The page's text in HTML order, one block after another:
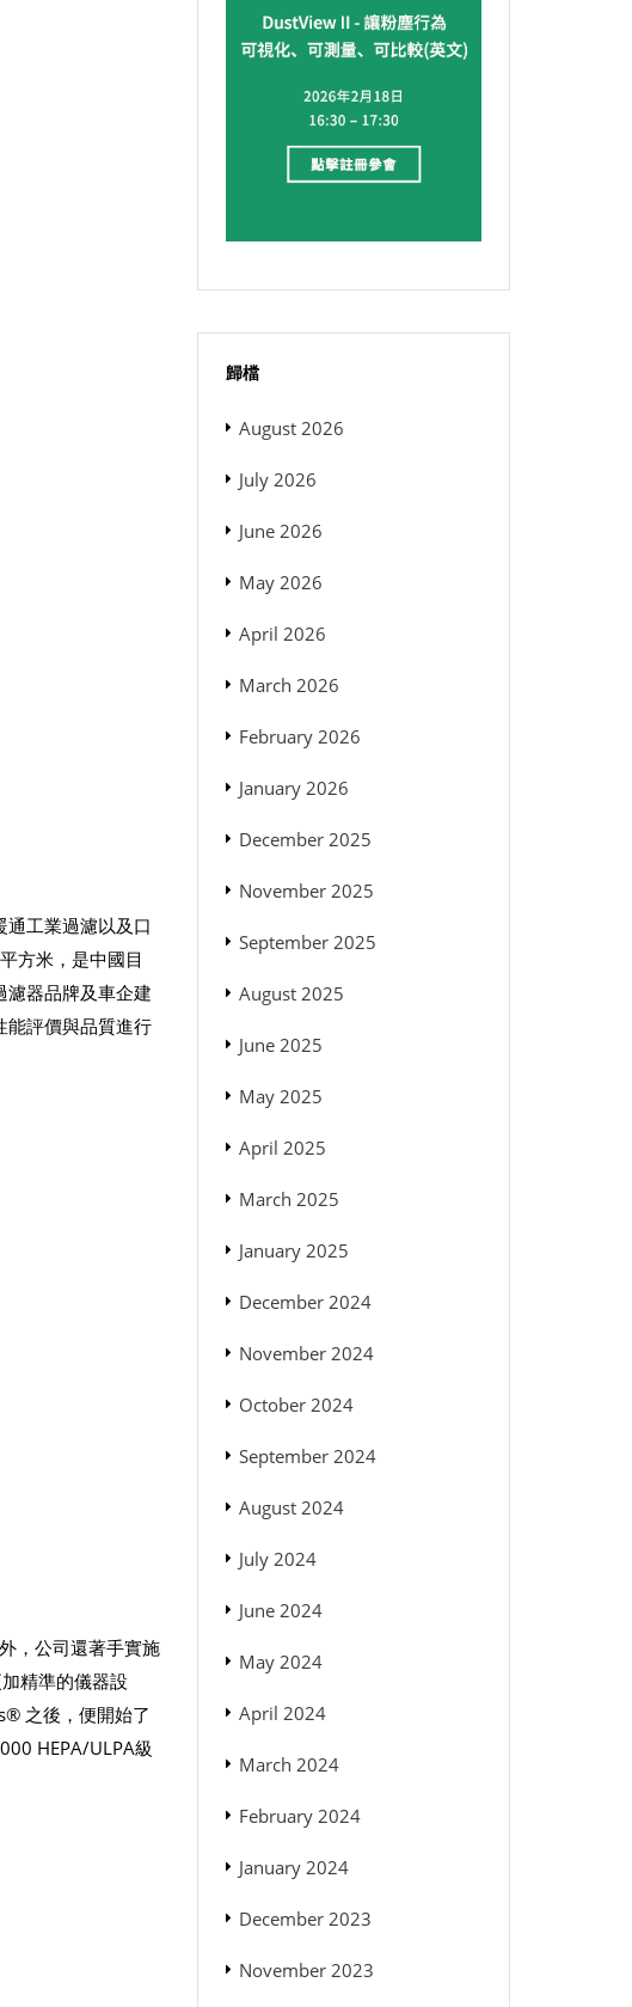
工業過濾以及口
方米，是中國目
濾器品牌及車企建
能評價與品質進行
，公司還著手實施
精準的儀器設
之後，便開始了
HEPA/ULPA級
歸檔
August 2026
July 2026
June 2026
May 2026
April 2026
March 2026
February 2026
January 2026
December 2025
November 2025
September 2025
August 2025
June 2025
May 2025
April 2025
March 2025
January 2025
December 2024
November 2024
October 2024
September 2024
August 2024
July 2024
June 2024
May 2024
April 2024
March 2024
February 2024
January 2024
December 2023
November 2023